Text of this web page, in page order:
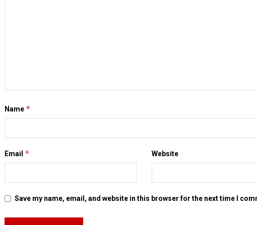
Name *
Email * Website
Save my name, email, and website in this browser for the next time I